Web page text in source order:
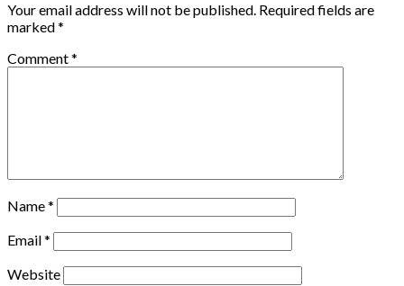
Your email address will not be published. Required fields are
marked*
Comment*
Name*
Email*
Website